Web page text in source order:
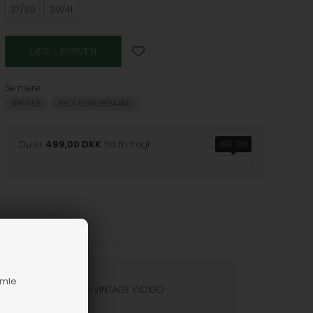
37/39
39/41
Se mere
BRANDS BECK SÖNDERGAARD
Du er 499,00 DKK fra fri fragt 499 DKK
67812-1174-VINTAGE INDIGO